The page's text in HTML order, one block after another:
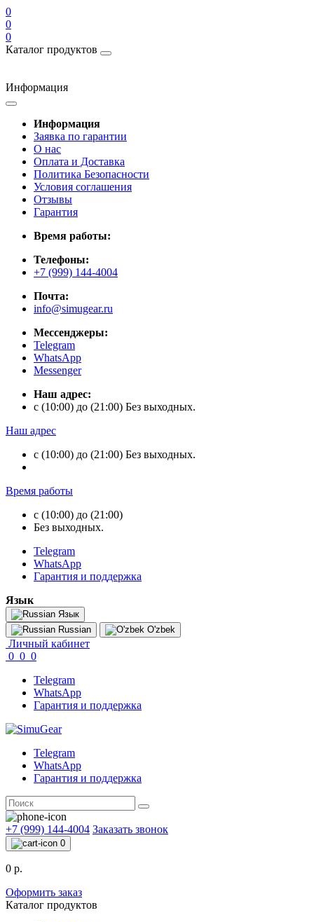
0
0
0
Каталог продуктов
Информация
Информация
Заявка по гарантии
О нас
Оплата и Доставка
Политика Безопасности
Условия соглашения
Отзывы
Гарантия
Время работы:
Телефоны:
+7 (999) 144-4004
Почта:
info@simugear.ru
Мессенджеры:
Telegram
WhatsApp
Messenger
Наш адрес:
с (10:00) до (21:00) Без выходных.
Наш адрес
с (10:00) до (21:00) Без выходных.
Время работы
с (10:00) до (21:00)
Без выходных.
Telegram
WhatsApp
Гарантия и поддержка
Язык
Язык
Russian
O'zbek
Личный кабинет
0 0 0
Telegram
WhatsApp
Гарантия и поддержка
Telegram
WhatsApp
Гарантия и поддержка
+7 (999) 144-4004 Заказать звонок
0
0 р.
Оформить заказ
Каталог продуктов